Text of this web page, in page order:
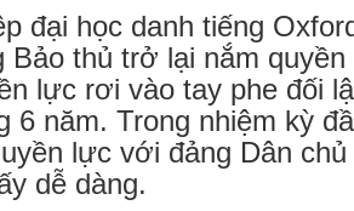
đại học danh tiếng
Bảo thủ trở lại nắm
lực rơi vào tay phe đối
6 năm. Trong nhiệm kỳ
lực với đảng Dân
dễ dàng.